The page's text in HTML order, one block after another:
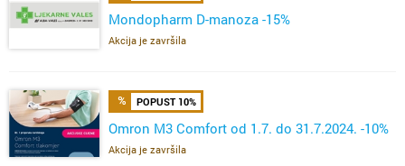
Mondopharm D-manoza -15%
Akcija je završila
POPUST 10%
Omron M3 Comfort od 1.7. do 31.7.2024. -10%
Akcija je završila